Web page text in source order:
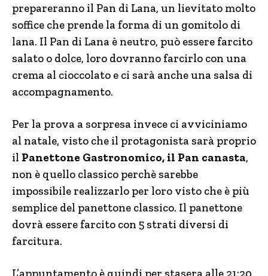
prepareranno il Pan di Lana, un lievitato molto
soffice che prende la forma di un gomitolo di
lana. Il Pan di Lana è neutro, può essere farcito
salato o dolce, loro dovranno farcirlo con una
crema al cioccolato e ci sarà anche una salsa di
accompagnamento.
Per la prova a sorpresa invece ci avviciniamo
al natale, visto che il protagonista sarà proprio
il Panettone Gastronomico, il Pan canasta,
non è quello classico perchè sarebbe
impossibile realizzarlo per loro visto che è più
semplice del panettone classico. Il panettone
dovrà essere farcito con 5 strati diversi di
farcitura.